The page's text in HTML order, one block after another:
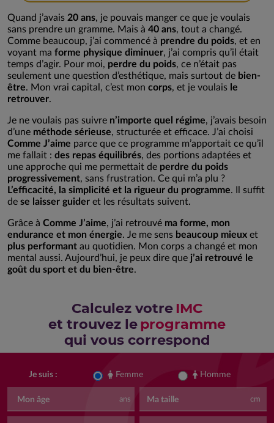
Quand j’avais 20 ans, je pouvais manger ce que je voulais
sans prendre un gramme. Mais à 40 ans, tout a changé.
Comme beaucoup, j’ai commencé à prendre du poids, et en
voyant ma forme physique diminuer, j’ai compris qu’il était
temps d’agir. Pour moi, perdre du poids, ce n’était pas
seulement une question d’esthétique, mais surtout de bien-
être. Mon vrai capital, c’est mon corps, et je voulais le
retrouver.
Je ne voulais pas suivre n’importe quel régime, j’avais besoin
d’une méthode sérieuse, structurée et efficace. J’ai choisi
Comme J’aime parce que ce programme m’apportait ce qu’il
me fallait : des repas équilibrés, des portions adaptées et
une approche qui me permettait de perdre du poids
progressivement, sans frustration. Ce qui m’a plu ?
L’efficacité, la simplicité et la rigueur du programme. Il suffit
de se laisser guider et les résultats suivent.
Grâce à Comme J’aime, j’ai retrouvé ma forme, mon
endurance et mon énergie. Je me sens beaucoup mieux et
plus performant au quotidien. Mon corps a changé et mon
mental aussi. Aujourd’hui, je peux dire que j’ai retrouvé le
goût du sport et du bien-être.
Calculez votre IMC
et trouvez leprogramme
qui vous correspond
Je suis : Femme Homme
Mon âge ans Ma taille cm